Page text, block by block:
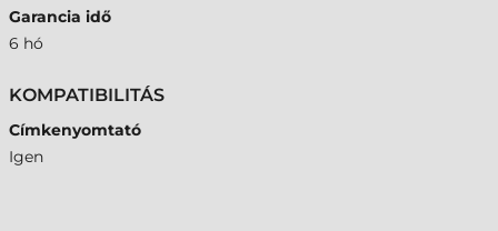
Garancia idő
6 hó
KOMPATIBILITÁS
Címkenyomtató
Igen